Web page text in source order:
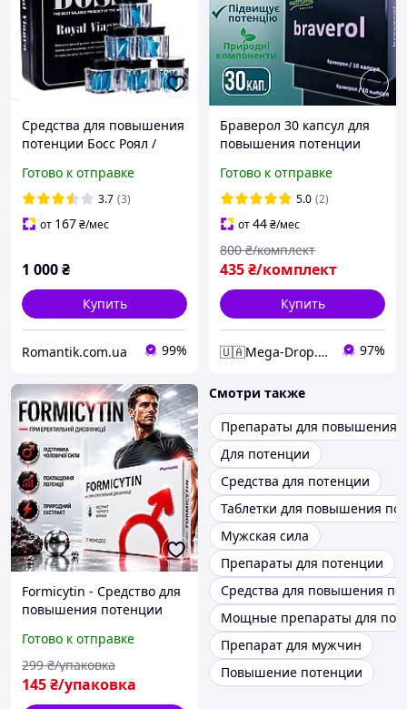
Средства для повышения
потенции Босс Роял /
Готово к отправке
3.7 (3)
от 167₴/мес
1 000₴
Купить
Romantik.com.ua 99%
Браверол 30 капсул для
повышения потенции
средство профилактика
простатита mega
Готово к отправке
5.0 (2)
от44₴/мес
435₴/комплект
800 ₴/комплект
Купить
🇺🇦Mega-Drop.com.ua - Максимально Комфортний 97%
Formicytin - Средство для
повышения потенции
Готово к отправке
145₴/упаковка
299 ₴/упаковка
Смотри также
Препараты для повышения
Для потенции
Средства для потенции
Таблетки для повышения
Мужская сила
Препараты для потенции
Средства для повышения
Мощные препараты для
Препарат для мужчин
Повышение потенции